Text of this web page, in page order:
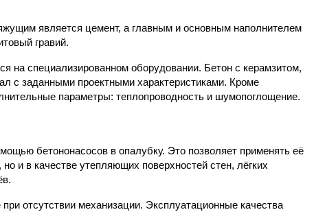
является цемент, а главным и основным наполнителем
гравий.
на специализированном оборудовании. Бетон с керамзитом,
с заданными проектными характеристиками. Кроме
параметры: теплопроводность и шумопоглощение.
бетононасосов в опалубку. Это позволяет применять её
и в качестве утепляющих поверхностей стен, лёгких
отсутствии механизации. Эксплуатационные качества